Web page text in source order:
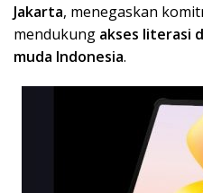
Jakarta, menegaskan
mendukung akses literasi
muda Indonesia.